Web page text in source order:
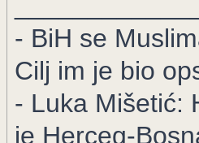
- BiH se
Cilj im je bio
- Luka Mišetić:
je Herceg-